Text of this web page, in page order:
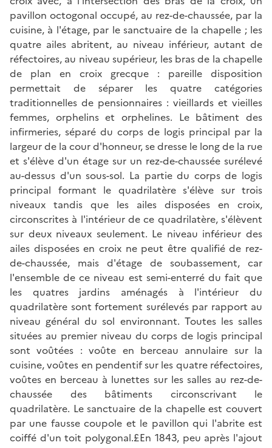
pavillon octogonal occupé, au rez-de-chaussée, par la
cuisine, à l'étage, par le sanctuaire de la chapelle ; les
quatre ailes abritent, au niveau inférieur, autant de
réfectoires, au niveau supérieur, les bras de la chapelle
de plan en croix grecque : pareille disposition
permettait de séparer les quatre catégories
traditionnelles de pensionnaires : vieillards et vieilles
femmes, orphelins et orphelines. Le bâtiment des
infirmeries, séparé du corps de logis principal par la
largeur de la cour d'honneur, se dresse le long de la rue
et s'élève d'un étage sur un rez-de-chaussée surélevé
au-dessus d'un sous-sol. La partie du corps de logis
principal formant le quadrilatère s'élève sur trois
niveaux tandis que les ailes disposées en croix,
circonscrites à l'intérieur de ce quadrilatère, s'élèvent
sur deux niveaux seulement. Le niveau inférieur des
ailes disposées en croix ne peut être qualifié de rez-
de-chaussée, mais d'étage de soubassement, car
l'ensemble de ce niveau est semi-enterré du fait que
les quatres jardins aménagés à l'intérieur du
quadrilatère sont fortement surélevés par rapport au
niveau général du sol environnant. Toutes les salles
situées au premier niveau du corps de logis principal
sont voûtées : voûte en berceau annulaire sur la
cuisine, voûtes en pendentif sur les quatre réfectoires,
voûtes en berceau à lunettes sur les salles au rez-de-
chaussée des bâtiments circonscrivant le
quadrilatère. Le sanctuaire de la chapelle est couvert
par une fausse coupole et le pavillon qui l'abrite est
coiffé d'un toit polygonal.£En 1843, peu après l'ajout